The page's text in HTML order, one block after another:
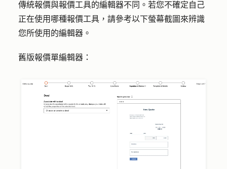
傳統報價與報價工具的編輯器不同。若您不確定自己
正在使用哪種報價工具，請參考以下螢幕截圖來辨識
您所使用的編輯器。
舊版報價單編輯器：